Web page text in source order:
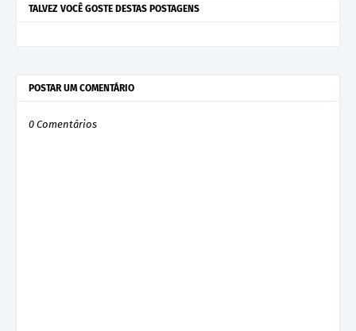
TALVEZ VOCÊ GOSTE DESTAS POSTAGENS
POSTAR UM COMENTÁRIO
0 Comentários